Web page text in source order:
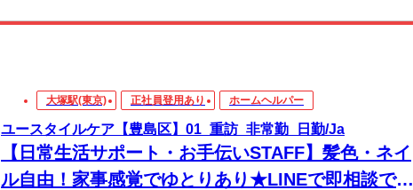
大塚駅(東京) 正社員登用あり ホームヘルパー
ユースタイルケア【豊島区】01_重訪_非常勤_日勤/Ja
【日常生活サポート・お手伝いSTAFF】髪色・ネイ
ル自由！家事感覚でゆとりあり★LINEで即相談でき